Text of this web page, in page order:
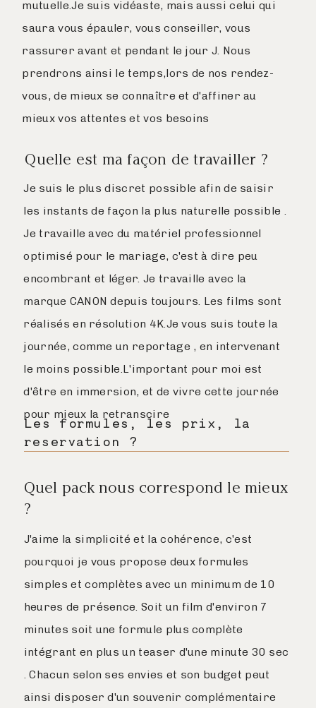
Quelle est ma façon de travailler ?
mutuelle.Je suis vidéaste, mais aussi celui qui
saura vous épauler, vous conseiller, vous
rassurer avant et pendant le jour J. Nous
prendrons ainsi le temps,lors de nos rendez-
vous, de mieux se connaître et d'affiner au
mieux vos attentes et vos besoins
Je suis le plus discret possible afin de saisir
les instants de façon la plus naturelle possible .
Je travaille avec du matériel professionnel
optimisé pour le mariage, c'est à dire peu
encombrant et léger. Je travaille avec la
marque CANON depuis toujours. Les films sont
réalisés en résolution 4K.Je vous suis toute la
journée, comme un reportage , en intervenant
le moins possible.L'important pour moi est
d'être en immersion, et de vivre cette journée
pour mieux la retranscire
Les formules, les prix, la
reservation ?
Quel pack nous correspond le mieux
?
J'aime la simplicité et la cohérence, c'est
pourquoi je vous propose deux formules
simples et complètes avec un minimum de 10
heures de présence. Soit un film d'environ 7
minutes soit une formule plus complète
intégrant en plus un teaser d'une minute 30 sec
. Chacun selon ses envies et son budget peut
ainsi disposer d'un souvenir complémentaire